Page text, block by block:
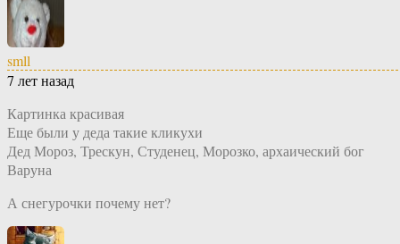
smll
7 лет назад
Картинка красивая
Еще были у деда такие кликухи
Дед Мороз, Трескун, Студенец, Морозко, архаический бог
Варуна
А снегурочки почему нет?